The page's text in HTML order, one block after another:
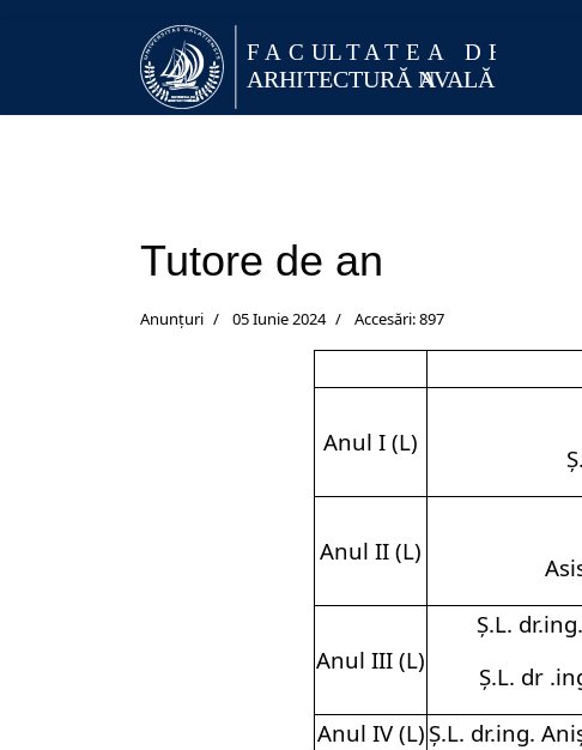
Tutore de an
Anunțuri 05 Iunie 2024 Accesări: 897
Anul I (L)
Anul II (L)
Anul III (L)
Ș.L.
Ș.L. dr
Anul IV (L) Ș.L. dr.ing.